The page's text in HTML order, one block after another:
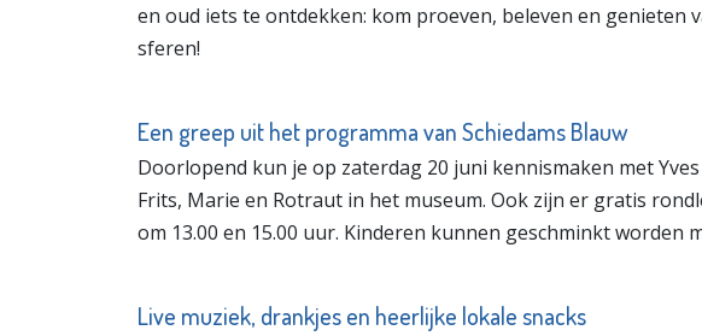
en oud iets te ontdekken: kom proeven, beleven en genieten
sferen!
Een greep uit het programma van Schiedams Blauw
​Doorlopend kun je op zaterdag 20 juni kennismaken met
Frits, Marie en Rotraut in het museum. Ook zijn er gratis
om 13.00 en 15.00 uur. Kinderen kunnen geschminkt worden
Live muziek, drankjes en heerlijke lokale snacks